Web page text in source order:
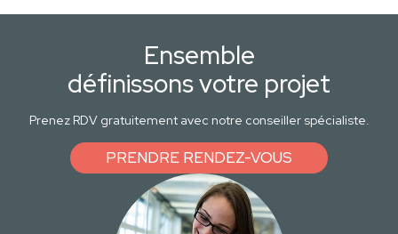
Ensemble
définissons votre projet
Prenez RDV gratuitement avec notre conseiller spécialiste.
PRENDRE RENDEZ-VOUS